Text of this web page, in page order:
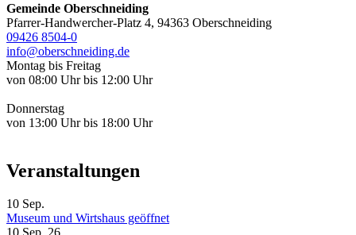
Gemeinde Oberschneiding
Pfarrer-Handwercher-Platz 4, 94363 Oberschneiding
09426 8504-0
info@oberschneiding.de
Montag bis Freitag
von 08:00 Uhr bis 12:00 Uhr
Donnerstag
von 13:00 Uhr bis 18:00 Uhr
Veranstaltungen
10 Sep.
Museum und Wirtshaus geöffnet